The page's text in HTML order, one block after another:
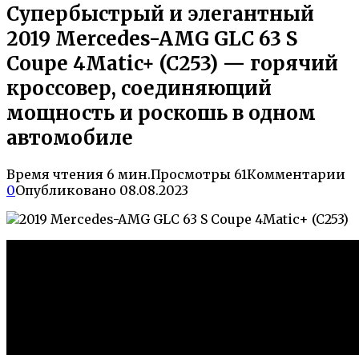
Супербыстрый и элегантный
2019 Mercedes-AMG GLC 63 S
Coupe 4Matic+ (C253) — горячий
кроссовер, соединяющий
мощность и роскошь в одном
автомобиле
Время чтения 6 мин.Просмотры 61Комментарии
0Опубликовано 08.08.2023